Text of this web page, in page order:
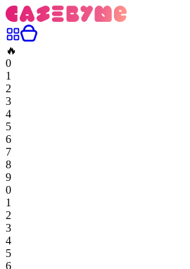
🔥
0
1
2
3
4
5
6
7
8
9
0
1
2
3
4
5
6